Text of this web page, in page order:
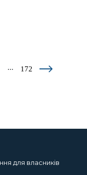
... 172
для власників